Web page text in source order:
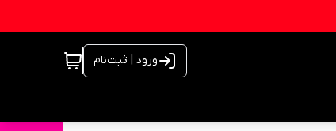
ورود | ثبت‌نام